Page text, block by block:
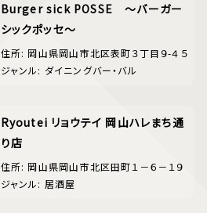
Burger sick POSSE ～バーガー
シックポッセ～
住所: 岡山県岡山市北区表町３丁目９-４５
ジャンル: ダイニングバー・バル
Ryoutei リョウテイ 岡山ハレまち通
り店
住所: 岡山県岡山市北区田町１－６－１９
ジャンル: 居酒屋